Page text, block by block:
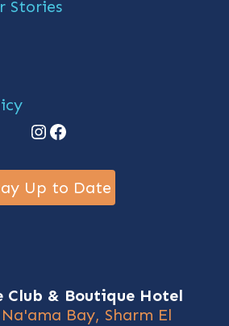
Stories
Instagram
Facebook
Up to Date
Club & Boutique Hotel
Bay, Sharm El